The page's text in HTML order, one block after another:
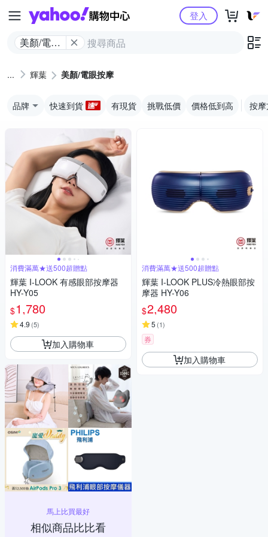
Yahoo購物中心
美顏/電眼
登入
輝葉 美顏/電眼按摩
品牌 快速到貨 有現貨 挑戰低價 價格低到高 按
消費滿萬★送500超贈點
輝葉 I-LOOK 有感眼部按摩器
HY-Y05
$1,780
4.9 (5)
加入購物車
馬上比買最好
相似商品比比看
消費滿萬★送500超贈點
輝葉 I-LOOK PLUS冷熱眼部按
摩器 HY-Y06
$2,480
5 (1)
券
加入購物車